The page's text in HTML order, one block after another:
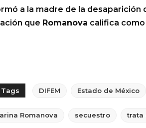
a la madre de la desaparición
que Romanova califica
Tags DIFEM Estado de México
Romanova secuestro trata